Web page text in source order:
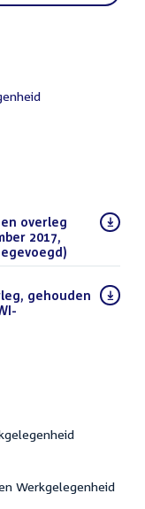
overleg
2017,
gehouden
Werkgelegenheid